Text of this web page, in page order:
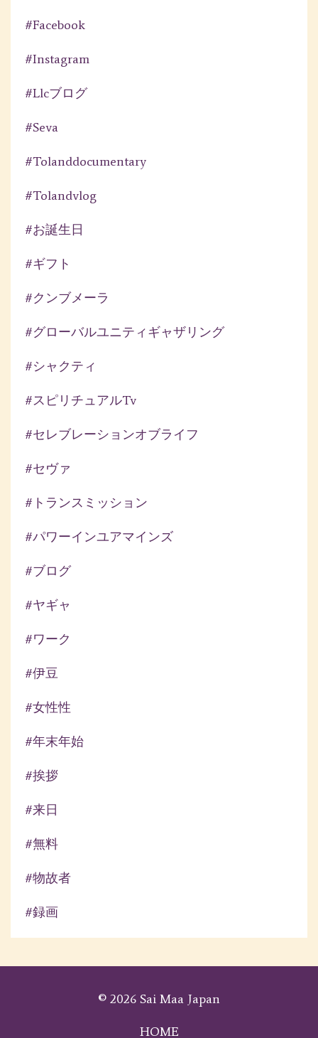
#facebook
#instagram
#llcブログ
#seva
#tolanddocumentary
#tolandvlog
#お誕生日
#ギフト
#クンブメーラ
#グローバルユニティギャザリング
#シャクティ
#スピリチュアルtv
#セレブレーションオブライフ
#セヴァ
#トランスミッション
#パワーインユアマインズ
#ブログ
#ヤギャ
#ワーク
#伊豆
#女性性
#年末年始
#挨拶
#来日
#無料
#物故者
#録画
© 2026 Sai Maa Japan
HOME